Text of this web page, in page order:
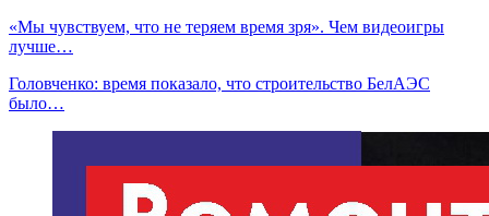
«Мы чувствуем, что не теряем время зря». Чем видеоигры
лучше…
Головченко: время показало, что строительство БелАЭС
было…